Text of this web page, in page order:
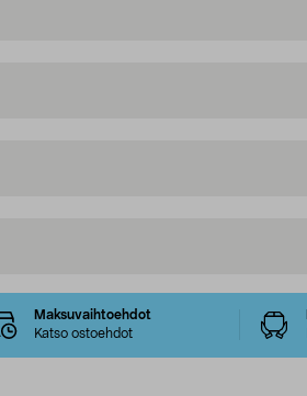
Maksuvaihtoehdot
Katso ostoehdot